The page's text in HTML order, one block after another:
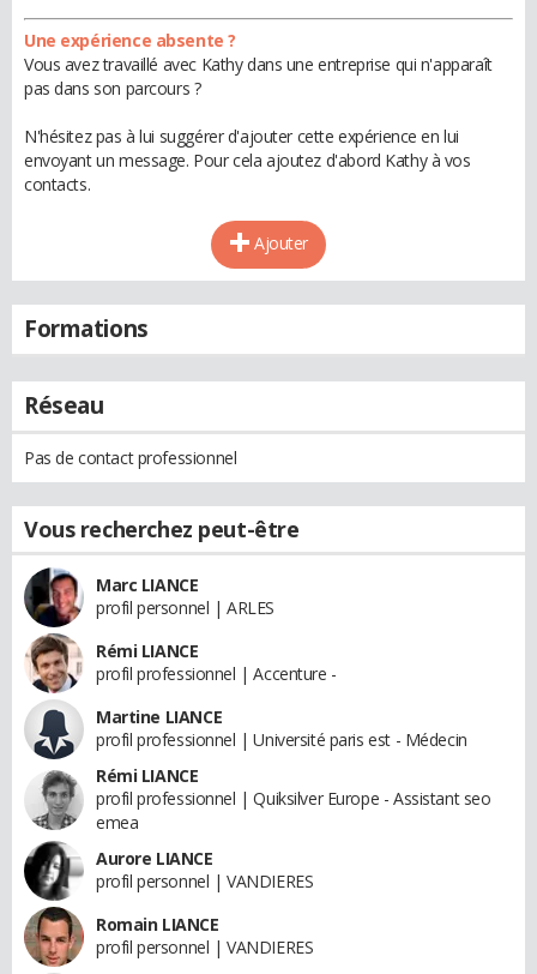
Une expérience absente ?
Vous avez travaillé avec Kathy dans une entreprise qui n'apparaît
pas dans son parcours ?
N'hésitez pas à lui suggérer d'ajouter cette expérience en lui
envoyant un message. Pour cela ajoutez d'abord Kathy à vos
contacts.
Ajouter
Formations
Réseau
Pas de contact professionnel
Vous recherchez peut-être
Marc LIANCE
profil personnel | ARLES
Rémi LIANCE
profil professionnel | Accenture -
Martine LIANCE
profil professionnel | Université paris est - Médecin
Rémi LIANCE
profil professionnel | Quiksilver Europe - Assistant seo
emea
Aurore LIANCE
profil personnel | VANDIERES
Romain LIANCE
profil personnel | VANDIERES